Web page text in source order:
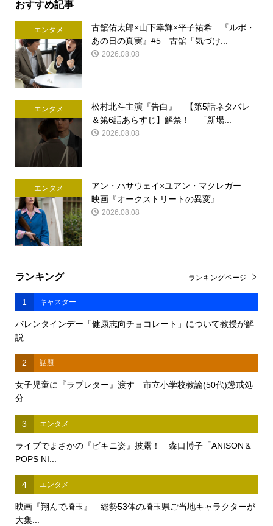
おすすめ記事
エンタメ
古舘佑太郎×山下幸輝×平子祐希 『ルポ・
あの日の真実』#5 古舘「気づけ...
2026.08.08
エンタメ
松村北斗主演『告白』 【第5話ネタバレ
＆第6話あらすじ】解禁！ 「新場...
2026.08.08
エンタメ
アン・ハサウェイ×ユアン・マクレガー
映画『オークストリートの異変』 ...
2026.08.08
ランキング
1 キャスター
バレンタインデー「健康志向チョコレート」について教授が解
説
2 話題
女子児童に『ラブレター』渡す 市立小学校教諭(50代)懲戒処
分 ...
3 エンタメ
ライブでまさかの『ビキニ姿』披露！ 森口博子「ANISON＆
POPS NI...
4 エンタメ
映画『翔んで埼玉』 総勢53体の埼玉県ご当地キャラクターが
大集...
ランキングページ